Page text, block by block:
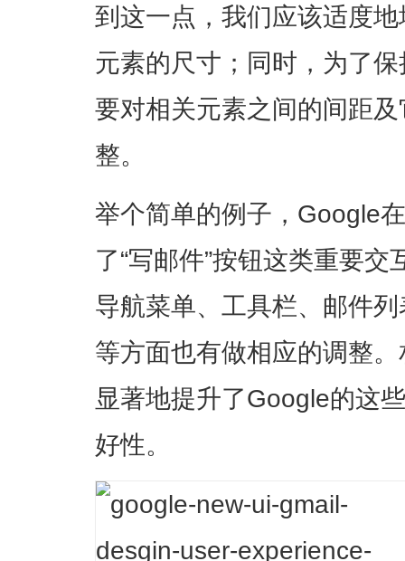
到这一点，我们应该适度
元素的尺寸；同时，为了
要对相关元素之间的间距
整。
举个简单的例子，Google
了“写邮件”按钮这类重要
导航菜单、工具栏、邮件
等方面也有做相应的调整
显著地提升了Google的这
好性。